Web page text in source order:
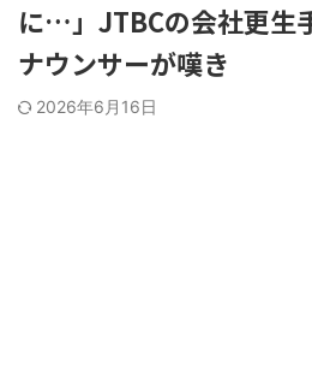
に…」JTBCの会社更生
ナウンサーが嘆き
2026年6月16日